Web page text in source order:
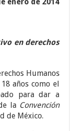
en derechos
Humanos
años como el
para dar a
la Convención
de México.